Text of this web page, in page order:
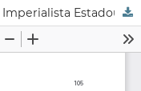
El Panamericanismo: Estrategia Imperialista Estadounidense Sobre América Latina Y El Caribe, 1881-1890